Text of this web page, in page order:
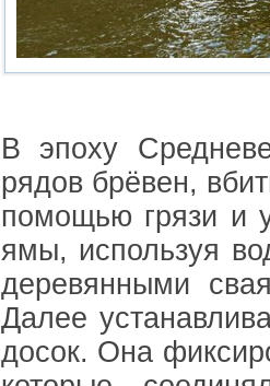
В эпоху
рядов брёвен,
помощью грязи и
ямы, используя
деревянными
Далее
досок. Она